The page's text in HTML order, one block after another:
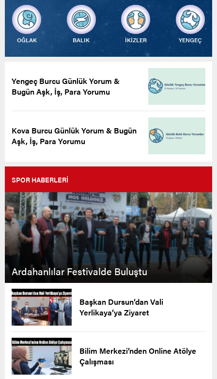
OĞLAK BALIK İKİZLER YENGEÇ
Yengeç Burcu Günlük Yorum &
Bugün Aşk, İş, Para Yorumu
Kova Burcu Günlük Yorum & Bugün
Aşk, İş, Para Yorumu
SPOR HABERLERİ
Ardahanlılar Festivalde Buluştu
Başkan Dursun’dan Vali
Yerlikaya’ya Ziyaret
Bilim Merkezi’nden Online Atölye
Çalışması